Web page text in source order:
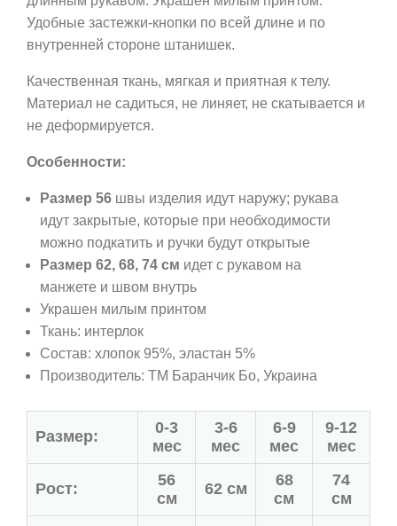
Удобные застежки-кнопки по всей длине и по
внутренней стороне штанишек.
Качественная ткань, мягкая и приятная к телу.
Материал не садиться, не линяет, не скатывается и
не деформируется.
Особенности:
Размер 56 швы изделия идут наружу; рукава
идут закрытые, которые при необходимости
можно подкатить и ручки будут открытые
Размер 62, 68, 74 см идет с рукавом на
манжете и швом внутрь
Украшен милым принтом
Ткань: интерлок
Состав: хлопок 95%, эластан 5%
Производитель: ТМ Баранчик Бо, Украина
Размер:
0-3
мес
3-6
мес
6-9
мес
9-12
мес
Рост:
56
см
62 см
68
см
74
см